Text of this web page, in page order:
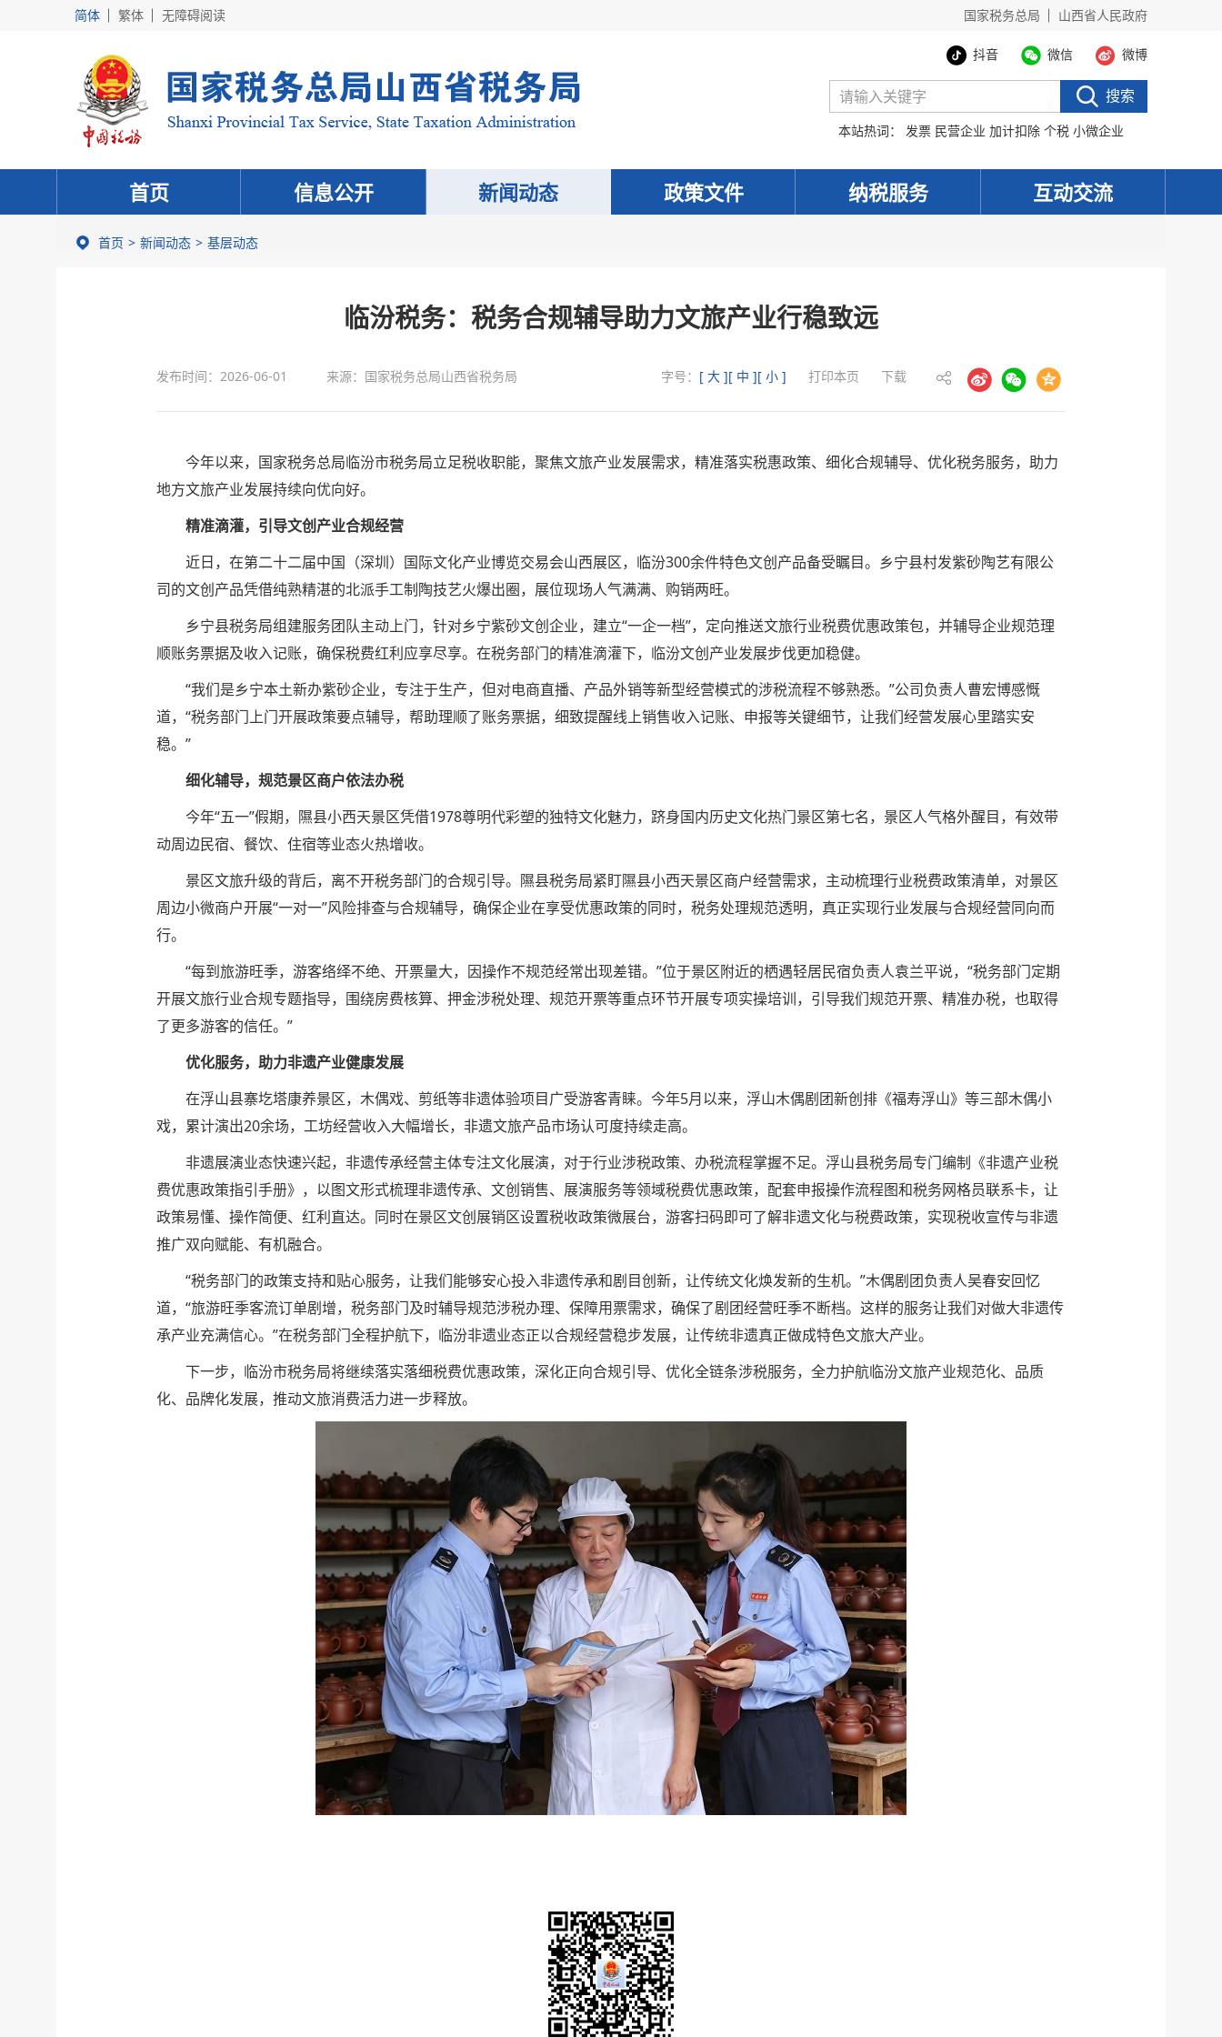
简体 繁体 无障碍阅读 国家税务总局 山西省人民政府
抖音 微信 微博
搜索
本站热词： 发票 民营企业 加计扣除 个税 小微企业
首页 信息公开 新闻动态 政策文件 纳税服务 互动交流
首页 新闻动态 基层动态
临汾税务：税务合规辅导助力文旅产业行稳致远
发布时间：2026-06-01 来源：国家税务总局山西省税务局 字号： [ 大 ][ 中 ][ 小 ] 打印本页 下载
今年以来，国家税务总局临汾市税务局立足税收职能，聚焦文旅产业发展需求，精准落实税惠政策、细化合规辅导、优化税务服务，助力
地方文旅产业发展持续向优向好。
精准滴灌，引导文创产业合规经营
近日，在第二十二届中国（深圳）国际文化产业博览交易会山西展区，临汾300余件特色文创产品备受瞩目。乡宁县村发紫砂陶艺有限公
司的文创产品凭借纯熟精湛的北派手工制陶技艺火爆出圈，展位现场人气满满、购销两旺。
乡宁县税务局组建服务团队主动上门，针对乡宁紫砂文创企业，建立“一企一档”，定向推送文旅行业税费优惠政策包，并辅导企业规范理
顺账务票据及收入记账，确保税费红利应享尽享。 在税务部门的精准滴灌下，临汾文创产业发展步伐更加稳健。
“我们是乡宁本土新办紫砂企业，专注于生产，但对电商直播、产品外销等新型经营模式的涉税流程不够熟悉。”公司负责人曹宏博感慨
道，“税务部门上门开展政策要点辅导，帮助理顺了账务票据，细致提醒线上销售收入记账、申报等关键细节，让我们经营发展心里踏实安
稳。”
细化辅导，规范景区商户依法办税
今年“五一”假期，隰县小西天景区凭借1978尊明代彩塑的独特文化魅力，跻身国内历史文化热门景区第七名，景区人气格外醒目，有效带
动周边民宿、餐饮、住宿等业态火热增收。
景区文旅升级的背后，离不开税务部门的合规引导。隰县税务局紧盯隰县小西天景区商户经营需求，主动梳理行业税费政策清单，对景区
周边小微商户开展“一对一”风险排查与合规辅导，确保企业在享受优惠政策的同时，税务处理规范透明，真正实现行业发展与合规经营同向而
行。
“每到旅游旺季，游客络绎不绝、开票量大，因操作不规范经常出现差错。”位于景区附近的栖遇轻居民宿负责人袁兰平说，“税务部门定期
开展文旅行业合规专题指导，围绕房费核算、押金涉税处理、规范开票等重点环节开展专项实操培训，引导我们规范开票、精准办税，也取得
了更多游客的信任。”
优化服务，助力非遗产业健康发展
在浮山县寨圪塔康养景区，木偶戏、剪纸等非遗体验项目广受游客青睐。今年5月以来，浮山木偶剧团新创排《福寿浮山》等三部木偶小
戏，累计演出20余场，工坊经营收入大幅增长，非遗文旅产品市场认可度持续走高。
非遗展演业态快速兴起，非遗传承经营主体专注文化展演，对于行业涉税政策、办税流程掌握不足。浮山县税务局专门编制《非遗产业税
费优惠政策指引手册》，以图文形式梳理非遗传承、文创销售、展演服务等领域税费优惠政策，配套申报操作流程图和税务网格员联系卡，让
政策易懂、操作简便、红利直达。同时在景区文创展销区设置税收政策微展台，游客扫码即可了解非遗文化与税费政策，实现税收宣传与非遗
推广双向赋能、有机融合。
“税务部门的政策支持和贴心服务，让我们能够安心投入非遗传承和剧目创新，让传统文化焕发新的生机。”木偶剧团负责人吴春安回忆
道，“旅游旺季客流订单剧增，税务部门及时辅导规范涉税办理、保障用票需求，确保了剧团经营旺季不断档。这样的服务让我们对做大非遗传
承产业充满信心。”在税务部门全程护航下，临汾非遗业态正以合规经营稳步发展，让传统非遗真正做成特色文旅大产业。
下一步，临汾市税务局将继续落实落细税费优惠政策，深化正向合规引导、优化全链条涉税服务，全力护航临汾文旅产业规范化、品质
化、品牌化发展，推动文旅消费活力进一步释放。